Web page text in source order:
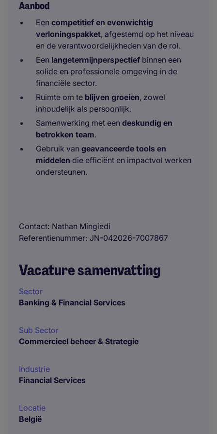
Aanbod
Een competitief en evenwichtig
verloningspakket, afgestemd op het niveau
en de verantwoordelijkheden van de rol.
Een langetermijnperspectief binnen een
solide en professionele omgeving in de
financiële sector.
Ruimte om te blijven groeien, zowel
inhoudelijk als persoonlijk.
Samenwerking met een deskundig en
betrokken team.
Gebruik van geavanceerde tools en
middelen die efficiënt en impactvol werken
ondersteunen.
Contact Nathan Mingiedi
Referentienummer JN-042026-7007867
Vacature samenvatting
Sector
Banking & Financial Services
Sub Sector
Commercieel beheer & Strategie
Industrie
Financial Services
Locatie
België